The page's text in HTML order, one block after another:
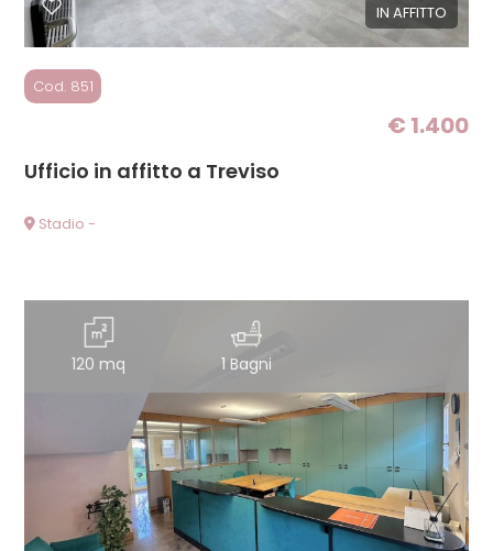
IN AFFITTO
Cod. 851
€ 1.400
Ufficio in affitto a Treviso
Stadio -
120 mq 1 Bagni